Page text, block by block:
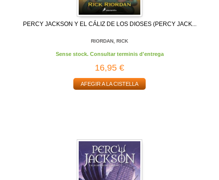
PERCY JACKSON Y EL CÁLIZ DE LOS DIOSES (PERCY JACK...
RIORDAN, RICK
Sense stock. Consultar terminis d'entrega
16,95 €
AFEGIR A LA CISTELLA